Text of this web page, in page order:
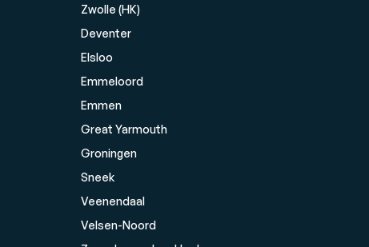
Zwolle (HK)
Deventer
Elsloo
Emmeloord
Emmen
Great Yarmouth
Groningen
Sneek
Veenendaal
Velsen-Noord